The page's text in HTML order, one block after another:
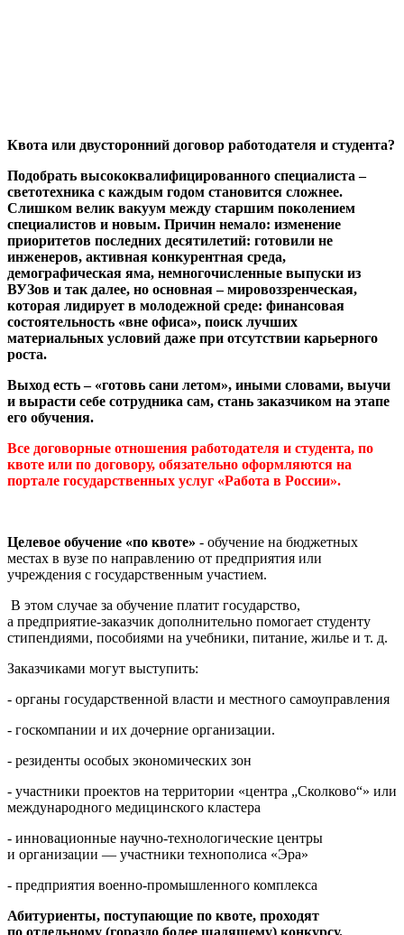
Квота или двусторонний договор работодателя и студента?
Подобрать высококвалифицированного специалиста –
светотехника с каждым годом становится сложнее.
Слишком велик вакуум между старшим поколением
специалистов и новым. Причин немало: изменение
приоритетов последних десятилетий: готовили не
инженеров, активная конкурентная среда,
демографическая яма, немногочисленные выпуски из
ВУЗов и так далее, но основная – мировоззренческая,
которая лидирует в молодежной среде: финансовая
состоятельность «вне офиса», поиск лучших
материальных условий даже при отсутствии карьерного
роста.
Выход есть – «готовь сани летом», иными словами, выучи
и вырасти себе сотрудника сам, стань заказчиком на этапе
его обучения.
Все договорные отношения работодателя и студента, по
квоте или по договору, обязательно оформляются на
портале государственных услуг «Работа в России».
Целевое обучение «по квоте» - обучение на бюджетных
местах в вузе по направлению от предприятия или
учреждения с государственным участием.
В этом случае за обучение платит государство,
а предприятие-заказчик дополнительно помогает студенту
стипендиями, пособиями на учебники, питание, жилье и т. д.
Заказчиками могут выступить:
- органы государственной власти и местного самоуправления
- госкомпании и их дочерние организации.
- резиденты особых экономических зон
- участники проектов на территории «центра „Сколково“» или
международного медицинского кластера
- инновационные научно-технологические центры
и организации — участники технополиса «Эра»
- предприятия военно-промышленного комплекса
Абитуриенты, поступающие по квоте, проходят